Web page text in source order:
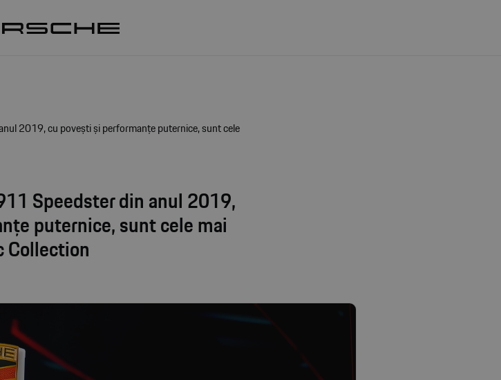
2019, cu povești și performanțe puternice, sunt cele
Speedster din anul 2019,
puternice, sunt cele mai
Collection